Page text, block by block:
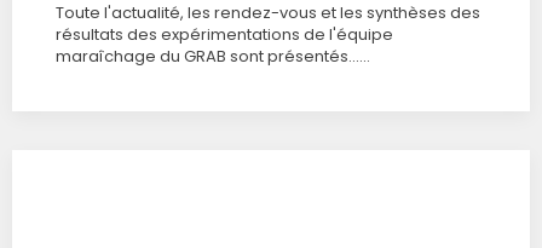
Toute l'actualité, les rendez-vous et les synthèses des
résultats des expérimentations de l'équipe
maraîchage du GRAB sont présentés……